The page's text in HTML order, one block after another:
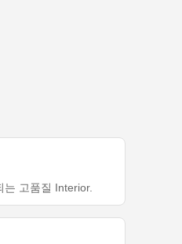
고품질 Interior.